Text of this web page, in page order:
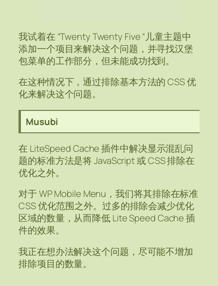
我试着在 “Twenty Twenty Five “儿童主题中
添加一个项目来解决这个问题，并寻找汉堡
包菜单的工作部分，但未能成功找到。
在这种情况下，通过排除基本方法的 CSS 优
化来解决这个问题。
Musubi
在 LiteSpeed Cache 插件中解决显示混乱问
题的标准方法是将 JavaScript 或 CSS 排除在
优化之外。
对于 WP Mobile Menu，我们将其排除在标准
CSS 优化范围之外。过多的排除会减少优化
区域的数量，从而降低 Lite Speed Cache 插
件的效果。
我正在想办法解决这个问题，尽可能不增加
排除项目的数量。